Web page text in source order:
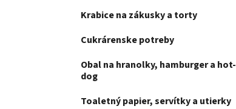
Krabice na zákusky a torty
Cukrárenske potreby
Obal na hranolky, hamburger a hot-
dog
Toaletný papier, servítky a utierky